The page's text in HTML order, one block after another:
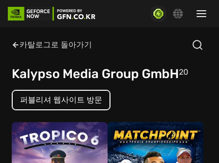
카탈로그로 돌아가기
Kalypso Media Group GmbH20
퍼블리셔 웹사이트 방문